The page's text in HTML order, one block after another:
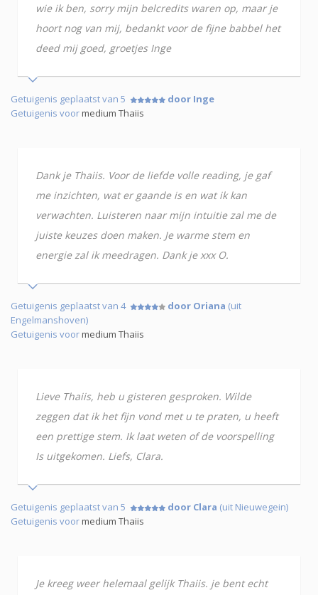
wie ik ben, sorry mijn belcredits waren op, maar je
hoort nog van mij, bedankt voor de fijne babbel het
deed mij goed, groetjes Inge
Getuigenis geplaatst van 5
door Inge
Getuigenis voormedium Thaiis
Dank je Thaiis. Voor de liefde volle reading, je gaf
me inzichten, wat er gaande is en wat ik kan
verwachten. Luisteren naar mijn intuitie zal me de
juiste keuzes doen maken. Je warme stem en
energie zal ik meedragen. Dank je xxx O.
Getuigenis geplaatst van 4 door Oriana (uit
Engelmanshoven)
Getuigenis voormedium Thaiis
Lieve Thaiis, heb u gisteren gesproken. Wilde
zeggen dat ik het fijn vond met u te praten, u heeft
een prettige stem. Ik laat weten of de voorspelling
Is uitgekomen. Liefs, Clara.
Getuigenis geplaatst van 5 door Clara (uit Nieuwegein)
Getuigenis voormedium Thaiis
Je kreeg weer helemaal gelijk Thaiis. je bent echt